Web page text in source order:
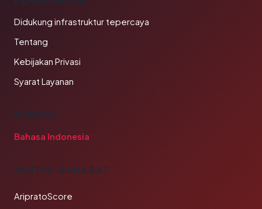
Didukung infrastruktur tepercaya
Tentang
Kebijakan Privasi
Syarat Layanan
BAHASA
Bahasa Indonesia
TAUTAN SAHABAT
AripratoScore